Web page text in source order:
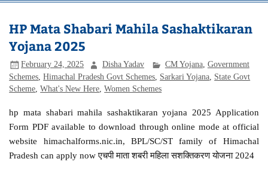
HP Mata Shabari Mahila Sashaktikaran
Yojana 2025
February 24, 2025 Disha Yadav CM Yojana, Government
Schemes ,Himachal Pradesh Govt Schemes Sarkari Yojana State Govt
Scheme ,What's New Here ,Women Schemes
hp mata shabari mahila sashaktikaran yojana 2025 Application
Form PDF available to download through online mode at official
website himachalforms.nic.in, BPL/SC/ST family of Himachal
Pradesh can apply now एचपी माता शबरी महिला सशक्तिकरण योजना 2024